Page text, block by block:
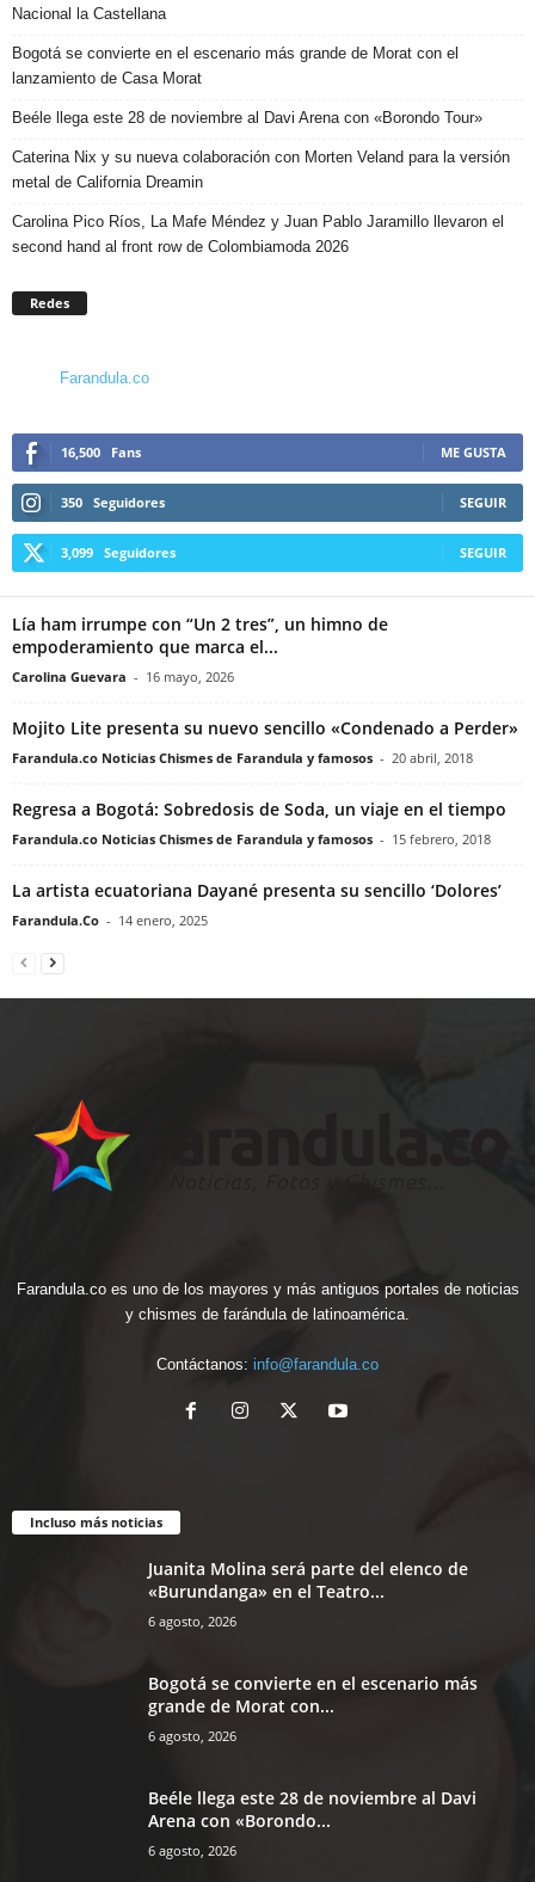
Nacional la Castellana
Bogotá se convierte en el escenario más grande de Morat con el
lanzamiento de Casa Morat
Beéle llega este 28 de noviembre al Davi Arena con «Borondo Tour»
Caterina Nix y su nueva colaboración con Morten Veland para la versión
metal de California Dreamin
Carolina Pico Ríos, La Mafe Méndez y Juan Pablo Jaramillo llevaron el
second hand al front row de Colombiamoda 2026
Redes
Farandula.co
16,500 Fans ME GUSTA
350 Seguidores SEGUIR
3,099 Seguidores SEGUIR
Lía ham irrumpe con “Un 2 tres”, un himno de
empoderamiento que marca el...
Carolina Guevara - 16 mayo, 2026
Mojito Lite presenta su nuevo sencillo «Condenado a Perder»
Farandula.co Noticias Chismes de Farandula y famosos - 20 abril, 2018
Regresa a Bogotá: Sobredosis de Soda, un viaje en el tiempo
Farandula.co Noticias Chismes de Farandula y famosos - 15 febrero, 2018
La artista ecuatoriana Dayané presenta su sencillo ‘Dolores’
Farandula.Co - 14 enero, 2025
Farandula.co es uno de los mayores y más antiguos portales de noticias
y chismes de farándula de latinoamérica.
Contáctanos: info@farandula.co
Incluso más noticias
Juanita Molina será parte del elenco de
«Burundanga» en el Teatro...
6 agosto, 2026
Bogotá se convierte en el escenario más
grande de Morat con...
6 agosto, 2026
Beéle llega este 28 de noviembre al Davi
Arena con «Borondo...
6 agosto, 2026